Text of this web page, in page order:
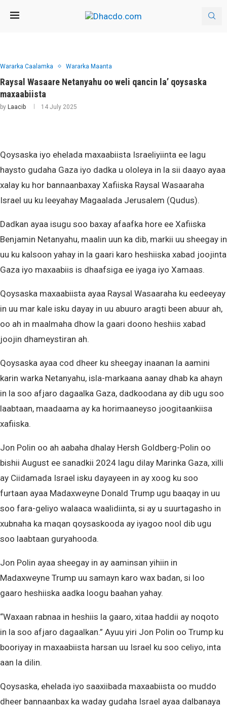
Wararka Caalamka Wararka Maanta
Raysal Wasaare Netanyahu oo weli qancin la’ qoysaska
maxaabiista
by Laacib 14 July 2025
Qoysaska iyo ehelada maxaabiista Israeliyiinta ee lagu
haysto gudaha Gaza iyo dadka u ololeya in la sii daayo ayaa
xalay ku hor bannaanbaxay Xafiiska Raysal Wasaaraha
Israel uu ku leeyahay Magaalada Jerusalem (Qudus).
Dadkan ayaa isugu soo baxay afaafka hore ee Xafiiska
Benjamin Netanyahu, maalin uun ka dib, markii uu sheegay in
uu ku kalsoon yahay in la gaari karo heshiiska xabad joojinta
Gaza iyo maxaabiis is dhaafsiga ee iyaga iyo Xamaas.
Qoysaska maxaabiista ayaa Raysal Wasaaraha ku eedeeyay
in uu mar kale isku dayay in uu abuuro aragti been abuur ah,
oo ah in maalmaha dhow la gaari doono heshiis xabad
joojin dhameystiran ah.
Qoysaska ayaa cod dheer ku sheegay inaanan la aamini
karin warka Netanyahu, isla-markaana aanay dhab ka ahayn
in la soo afjaro dagaalka Gaza, dadkoodana ay dib ugu soo
laabtaan, maadaama ay ka horimaaneyso joogitaankiisa
xafiiska.
Jon Polin oo ah aabaha dhalay Hersh Goldberg-Polin oo
bishii August ee sanadkii 2024 lagu dilay Marinka Gaza, xilli
ay Ciidamada Israel isku dayayeen in ay xoog ku soo
furtaan ayaa Madaxweyne Donald Trump ugu baaqay in uu
soo fara-geliyo walaaca waalidiinta, si ay u suurtagasho in
xubnaha ka maqan qoysaskooda ay iyagoo nool dib ugu
soo laabtaan guryahooda.
Jon Polin ayaa sheegay in ay aaminsan yihiin in
Madaxweyne Trump uu samayn karo wax badan, si loo
gaaro heshiiska aadka loogu baahan yahay.
“Waxaan rabnaa in heshiis la gaaro, xitaa haddii ay noqoto
in la soo afjaro dagaalkan.” Ayuu yiri Jon Polin oo Trump ku
booriyay in maxaabiista harsan uu Israel ku soo celiyo, inta
aan la dilin.
Qoysaska, ehelada iyo saaxiibada maxaabiista oo muddo
dheer bannaanbax ka waday gudaha Israel ayaa dalbanaya